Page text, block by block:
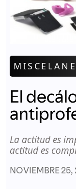
El
La actitud es
actitud es
NOVIEMBRE 25,